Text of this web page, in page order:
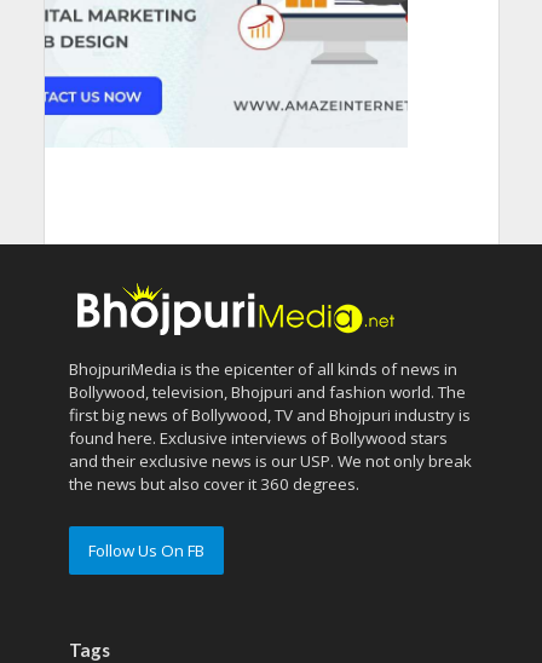
BhojpuriMedia is the epicenter of all kinds of news in
Bollywood, television, Bhojpuri and fashion world. The
first big news of Bollywood, TV and Bhojpuri industry is
found here. Exclusive interviews of Bollywood stars
and their exclusive news is our USP. We not only break
the news but also cover it 360 degrees.
Follow Us On FB
Tags